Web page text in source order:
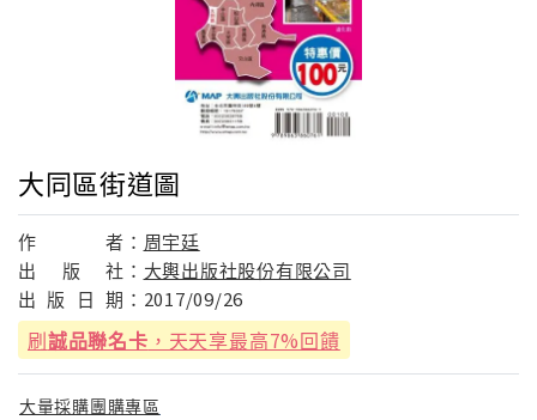
大同區街道圖
作 者： 周宇廷
出
版 社： 大輿出版社股份有限公司
出 版 日 期： 2017/09/26
刷誠品聯名卡 ，天天享最高7%回饋
大量採購團購專區